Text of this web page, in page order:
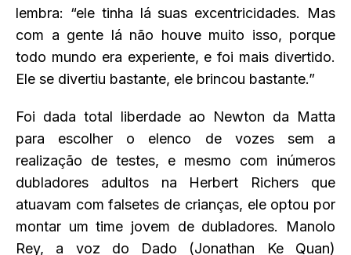
lembra: “ele tinha lá suas excentricidades. Mas
com a gente lá não houve muito isso, porque
todo mundo era experiente, e foi mais divertido.
Ele se divertiu bastante, ele brincou bastante.”
Foi dada total liberdade ao Newton da Matta
para escolher o elenco de vozes sem a
realização de testes, e mesmo com inúmeros
dubladores adultos na Herbert Richers que
atuavam com falsetes de crianças, ele optou por
montar um time jovem de dubladores. Manolo
Rey, a voz do Dado (Jonathan Ke Quan)